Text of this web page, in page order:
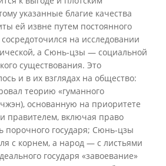
указанные благие качества
ей извне путем постоянного
на исследовании
а Сюнь-цзы — социальной
существования. Это
и в их взглядах на общество:
теорию «гуманного
основанную на приоритете
правителем, включая право
порочного государя; Сюнь-цзы
с корнем, а народ — с листьями
государя «завоевание»